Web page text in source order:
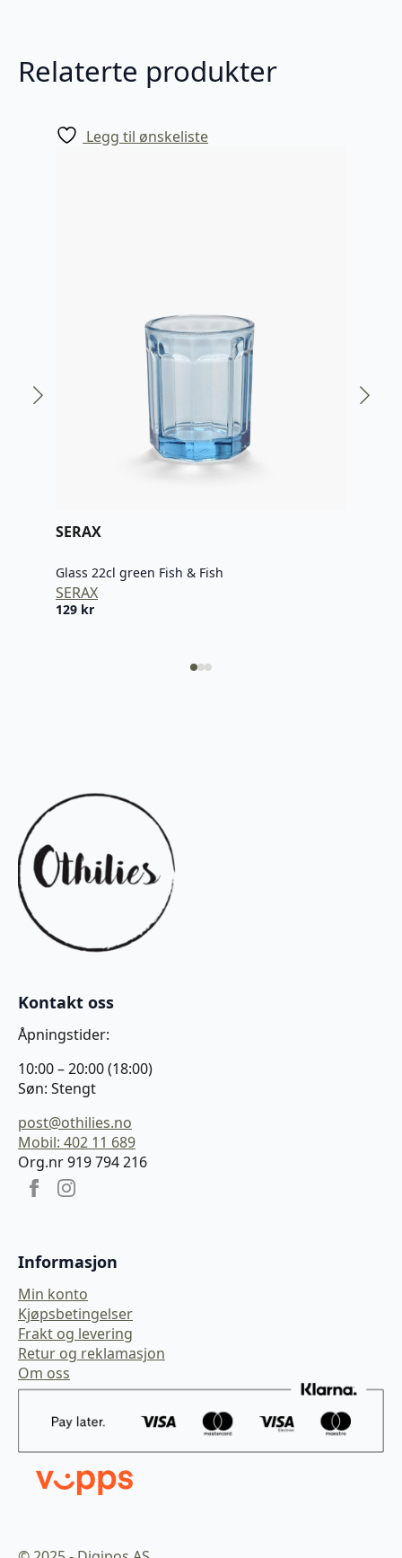
Relaterte produkter
Legg til ønskeliste
SERAX
Glass 22cl green Fish & Fish
SERAX
129 kr
Kontakt oss
Åpningstider:
10:00 – 20:00 (18:00)
Søn: Stengt
post@othilies.no
Mobil: 402 11 689
Org.nr 919 794 216
Informasjon
Min konto
Kjøpsbetingelser
Frakt og levering
Retur og reklamasjon
Om oss